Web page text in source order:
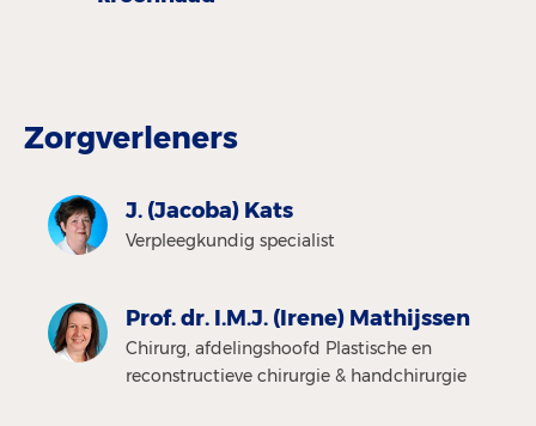
Zorgverleners
J. (Jacoba) Kats
Verpleegkundig specialist
Prof. dr. I.M.J. (Irene) Mathijssen
Chirurg, afdelingshoofd Plastische en
reconstructieve chirurgie & handchirurgie